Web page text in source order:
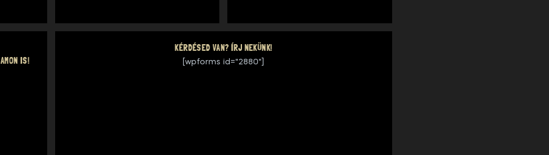
IS!
KÉRDÉSED VAN? ÍRJ NEKÜNK!
[wpforms id="2880"]